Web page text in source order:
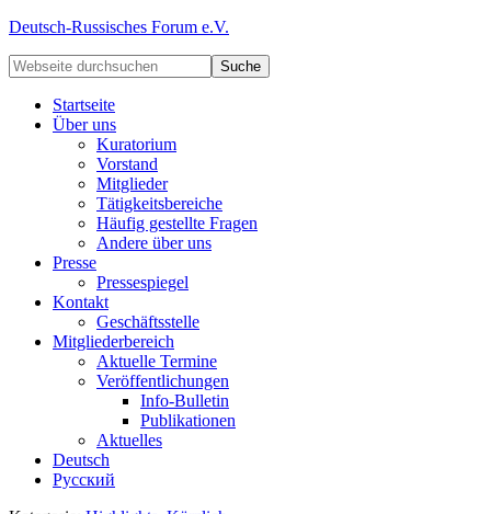
Deutsch-Russisches Forum e.V.
Startseite
Über uns
Kuratorium
Vorstand
Mitglieder
Tätigkeitsbereiche
Häufig gestellte Fragen
Andere über uns
Presse
Pressespiegel
Kontakt
Geschäftsstelle
Mitgliederbereich
Aktuelle Termine
Veröffentlichungen
Info-Bulletin
Publikationen
Aktuelles
Deutsch
Русский